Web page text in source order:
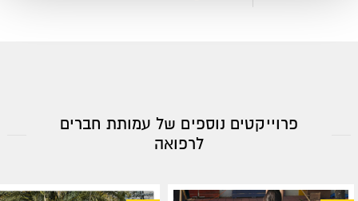
פרוייקטים נוספים של עמותת חברים
לרפואה